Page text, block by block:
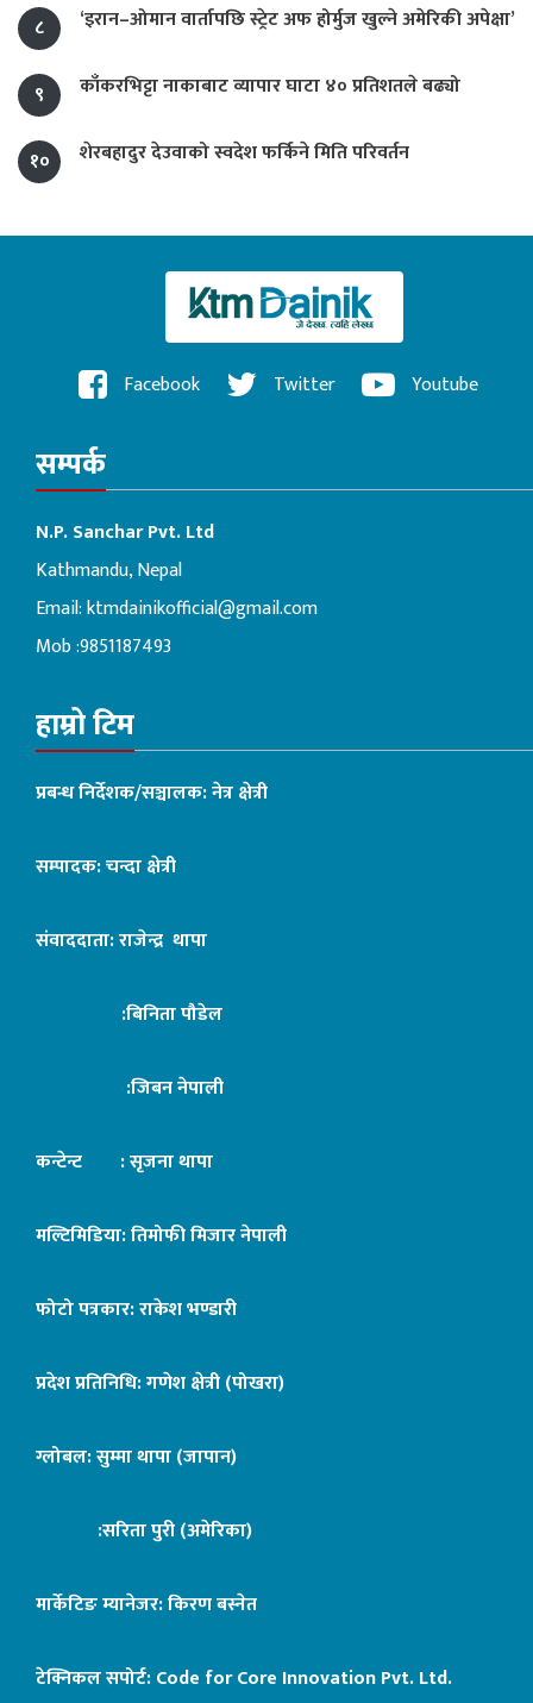
८ ‘इरान–ओमान वार्तापछि स्ट्रेट अफ होर्मुज खुल्ने अमेरिकी अपेक्षा’
९ काँकरभिट्टा नाकाबाट व्यापार घाटा ४० प्रतिशतले बढ्यो
१० शेरबहादुर देउवाको स्वदेश फर्किने मिति परिवर्तन
Facebook Twitter Youtube
सम्पर्क
N.P. Sanchar Pvt. Ltd
Kathmandu, Nepal
Email:ktmdainikofficial@gmail.com
Mob :9851187493
हाम्रो टिम
प्रबन्ध निर्देशक/सञ्चालक: नेत्र क्षेत्री
सम्पादक: चन्दा क्षेत्री
संवाददाता: राजेन्द्र थापा
:बिनिता पौडेल
:जिबन नेपाली
कन्टेन्ट : सृजना थापा
मल्टिमिडिया: तिमोफी मिजार नेपाली
फोटो पत्रकार: राकेश भण्डारी
प्रदेश प्रतिनिधि: गणेश क्षेत्री (पोखरा)
ग्लोबल: सुम्मा थापा (जापान)
:सरिता पुरी (अमेरिका)
मार्केटिङ म्यानेजर: किरण बस्नेत
टेक्निकल सपोर्ट:Code for Core Innovation Pvt. Ltd.